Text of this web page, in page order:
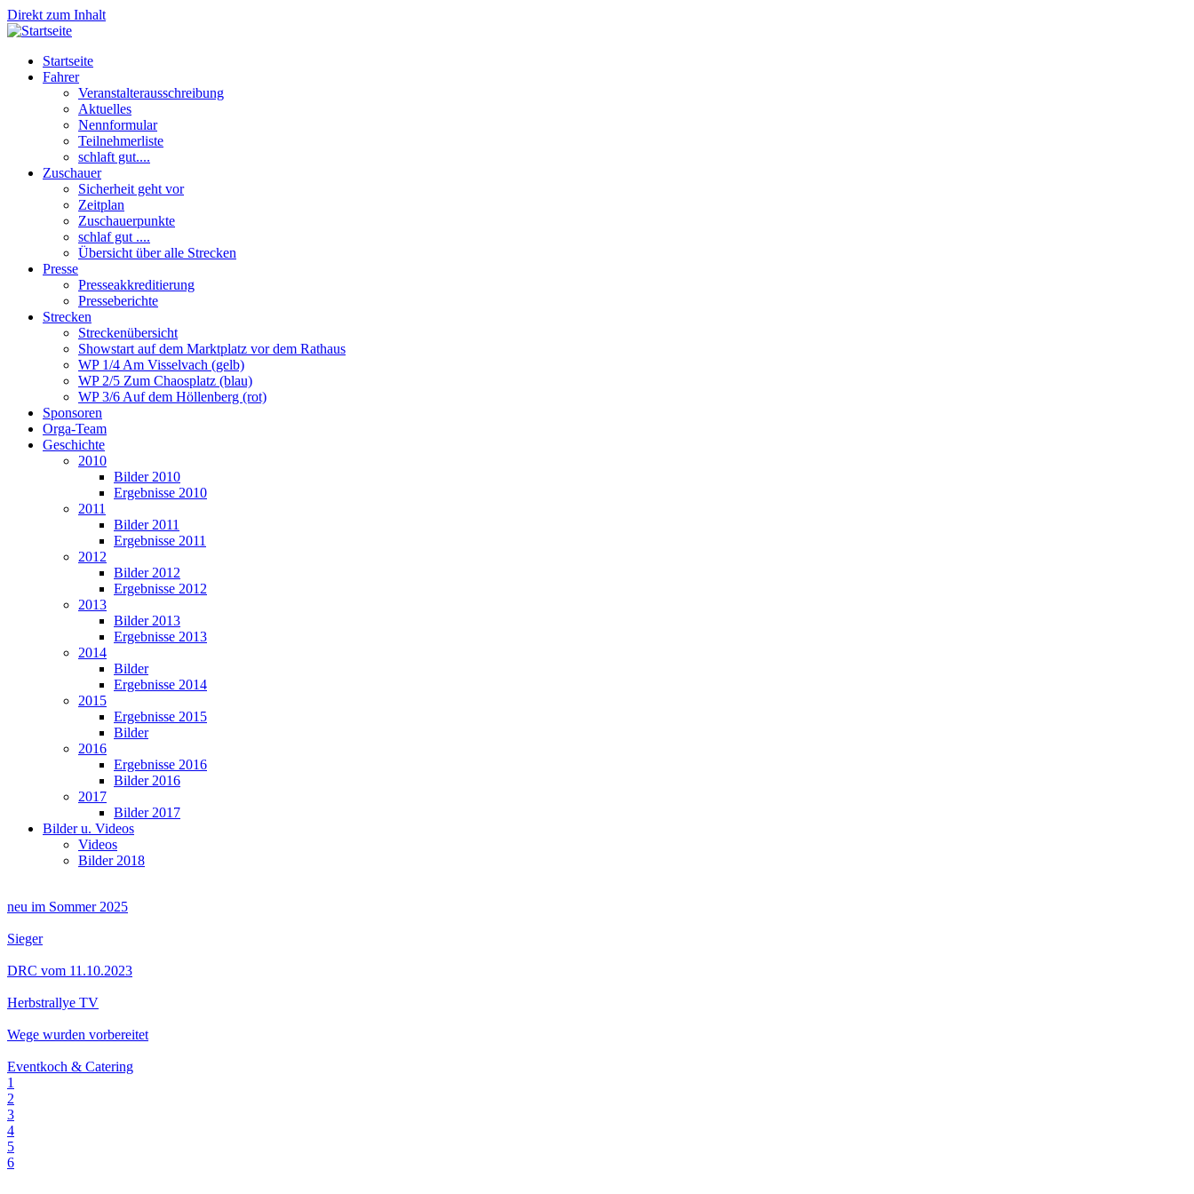
Direkt zum Inhalt
Startseite
Fahrer
Veranstalterausschreibung
Aktuelles
Nennformular
Teilnehmerliste
schlaft gut....
Zuschauer
Sicherheit geht vor
Zeitplan
Zuschauerpunkte
schlaf gut ....
Übersicht über alle Strecken
Presse
Presseakkreditierung
Presseberichte
Strecken
Streckenübersicht
Showstart auf dem Marktplatz vor dem Rathaus
WP 1/4 Am Visselvach (gelb)
WP 2/5 Zum Chaosplatz (blau)
WP 3/6 Auf dem Höllenberg (rot)
Sponsoren
Orga-Team
Geschichte
2010
Bilder 2010
Ergebnisse 2010
2011
Bilder 2011
Ergebnisse 2011
2012
Bilder 2012
Ergebnisse 2012
2013
Bilder 2013
Ergebnisse 2013
2014
Bilder
Ergebnisse 2014
2015
Ergebnisse 2015
Bilder
2016
Ergebnisse 2016
Bilder 2016
2017
Bilder 2017
Bilder u. Videos
Videos
Bilder 2018
neu im Sommer 2025
Sieger
DRC vom 11.10.2023
Herbstrallye TV
Wege wurden vorbereitet
Eventkoch & Catering
1
2
3
4
5
6